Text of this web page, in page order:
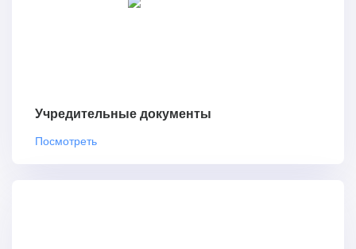
Учредительные документы
Посмотреть